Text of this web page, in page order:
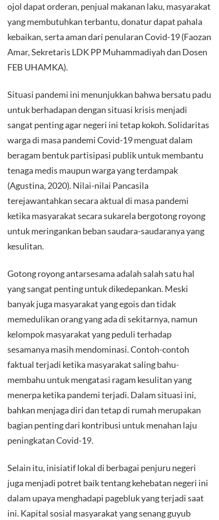
ojol dapat orderan, penjual makanan laku, masyarakat
yang membutuhkan terbantu, donatur dapat pahala
kebaikan, serta aman dari penularan Covid-19 (Faozan
Amar, Sekretaris LDK PP Muhammadiyah dan Dosen
FEB UHAMKA).
​Situasi pandemi ini menunjukkan bahwa bersatu padu
untuk berhadapan dengan situasi krisis menjadi
sangat penting agar negeri ini tetap kokoh. Solidaritas
warga di masa pandemi Covid-19 menguat dalam
beragam bentuk partisipasi publik untuk membantu
tenaga medis maupun warga yang terdampak
(Agustina, 2020). Nilai-nilai Pancasila
terejawantahkan secara aktual di masa pandemi
ketika masyarakat secara sukarela bergotong royong
untuk meringankan beban saudara-saudaranya yang
kesulitan.
​Gotong royong antarsesama adalah salah satu hal
yang sangat penting untuk dikedepankan. Meski
banyak juga masyarakat yang egois dan tidak
memedulikan orang yang ada di sekitarnya, namun
kelompok masyarakat yang peduli terhadap
sesamanya masih mendominasi. Contoh-contoh
faktual terjadi ketika masyarakat saling bahu-
membahu untuk mengatasi ragam kesulitan yang
menerpa ketika pandemi terjadi. Dalam situasi ini,
bahkan menjaga diri dan tetap di rumah merupakan
bagian penting dari kontribusi untuk menahan laju
peningkatan Covid-19.
​Selain itu, inisiatif lokal di berbagai penjuru negeri
juga menjadi potret baik tentang kehebatan negeri ini
dalam upaya menghadapi pagebluk yang terjadi saat
ini. Kapital sosial masyarakat yang senang guyub